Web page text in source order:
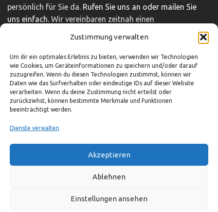
Zustimmung verwalten
Um dir ein optimales Erlebnis zu bieten, verwenden wir Technologien
wie Cookies, um Geräteinformationen zu speichern und/oder darauf
zuzugreifen. Wenn du diesen Technologien zustimmst, können wir
Daten wie das Surfverhalten oder eindeutige IDs auf dieser Website
verarbeiten. Wenn du deine Zustimmung nicht erteilst oder
zurückziehst, können bestimmte Merkmale und Funktionen
beeinträchtigt werden.
Dienste verwalten
Akzeptieren
Ablehnen
Einstellungen ansehen
persönlich für Sie da. Rufen Sie uns an oder mailen Sie
uns einfach. Wir vereinbaren zeitnah einen
Impressum|Disclaimer |Datenschutz
So können Sie uns erreichen